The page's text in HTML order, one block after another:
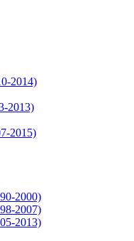
2014)
2013)
2015)
2000)
2007)
2013)